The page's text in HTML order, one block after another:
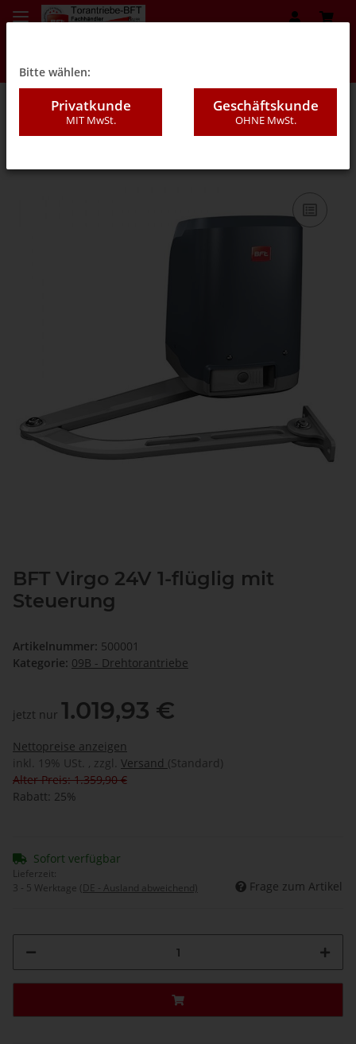
09B - Drehtorantriebe
BFT Virgo 24V 1-flüglig mit
Steuerung
Artikelnummer: 500001
Kategorie: 09B - Drehtorantriebe
jetzt nur 1.019,93 €
Nettopreise anzeigen
inkl. 19% USt. , zzgl. Versand (Standard)
Alter Preis: 1.359,90 €
Rabatt: 25%
Sofort verfügbar
Lieferzeit:
3 - 5 Werktage (DE - Ausland abweichend) Frage zum Artikel
Bitte wählen:
Privatkunde
MIT MwSt.
Geschäftskunde
OHNE MwSt.